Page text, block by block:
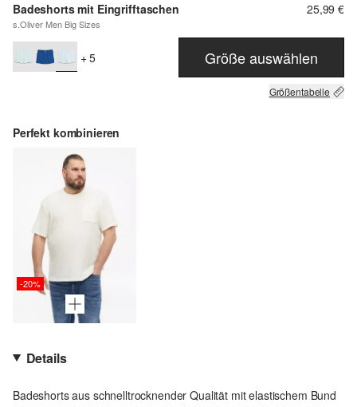
Badeshorts mit Eingrifftaschen
s.Oliver Men Big Sizes
25,99 €
+ 5 Größe auswählen
Größentabelle
Perfekt kombinieren
-20%
Details
Badeshorts aus schnelltrocknender Qualität mit elastischem Bund